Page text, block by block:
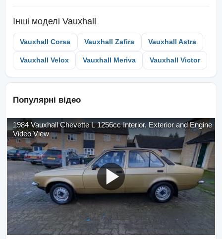
Інші моделі Vauxhall
Vauxhall Corsa Vauxhall Zafira Vauxhall Astra
Vauxhall Velox Vauxhall Meriva Vauxhall Victor
Популярні відео
1984 Vauxhall Chevette L 1256cc Interior, Exterior and Engine
Video View